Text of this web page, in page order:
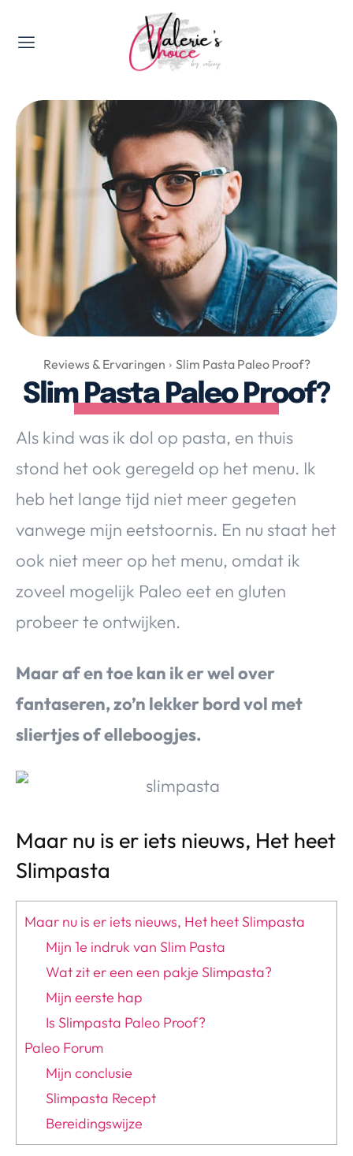
Valerie's Topics
Travel & Culture
Food & Drinks
Happyness & Opmerkelijk
Lifestyle, Sport & Duurzaamheid
Gadgets & Tech
Top 5 van Valerie
Health & Beauty
Huis & Tuin
Nieuws & Media
Over Valerie
Over Valerie
De Top 5
Contact
VALERIE'S CHOICE
Food & Drinks Health & Beauty Gadgets
Huis & Tuin
Travel
Lifestyle
Reviews & Ervaringen Slim Pasta Paleo Proof?
Slim Pasta Paleo Proof?
Als kind was ik dol op pasta, en thuis
stond het ook geregeld op het menu. Ik
heb het lange tijd niet meer gegeten
vanwege mijn eetstoornis. En nu staat het
ook niet meer op het menu, omdat ik
zoveel mogelijk Paleo eet en gluten
probeer te ontwijken.
Maar af en toe kan ik er wel over
fantaseren, zo’n lekker bord vol met
sliertjes of elleboogjes.
Maar nu is er iets nieuws, Het heet
Slimpasta
Maar nu is er iets nieuws, Het heet Slimpasta
Mijn 1e indruk van Slim Pasta
Wat zit er een een pakje Slimpasta?
Mijn eerste hap
Is Slimpasta Paleo Proof?
Paleo Forum
Mijn conclusie
Slimpasta Recept
Bereidingswijze